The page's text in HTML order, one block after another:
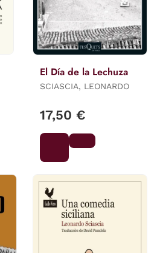
El Día de la Lechuza
SCIASCIA, LEONARDO
17,50 €